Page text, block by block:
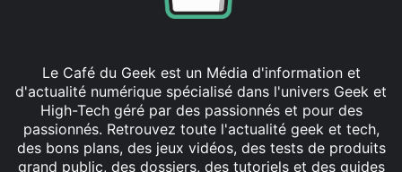
Le Café du Geek est un Média d'information et
d'actualité numérique spécialisé dans l'univers Geek et
High-Tech géré par des passionnés et pour des
passionnés. Retrouvez toute l'actualité geek et tech,
des bons plans, des jeux vidéos, des tests de produits
grand public, des dossiers, des tutoriels et des guides